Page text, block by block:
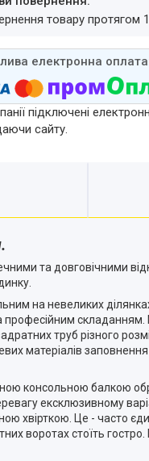
товару протягом
підключені
сайту.
та довговічними
на невеликих
професійним
труб різного
матеріалів
консольною балкою
ексклюзивному
хвірткою. Це - часто
воротах стоїть